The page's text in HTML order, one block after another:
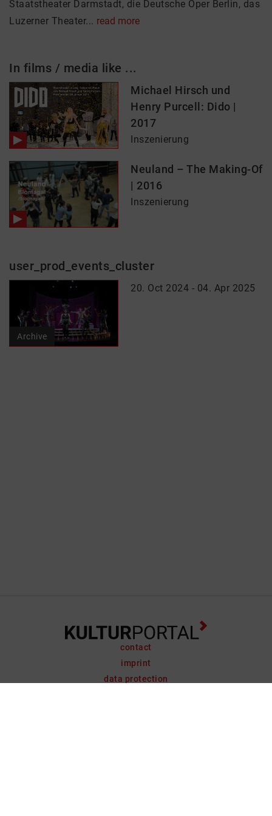
Staatstheater Darmstadt, die Deutsche Oper Berlin, das
Luzerner Theater... read more
In films / media like ...
Michael Hirsch und
Henry Purcell: Dido |
2017
Inszenierung
Neuland – The Making-Of
| 2016
Inszenierung
user_prod_events_cluster
Archive
20. Oct 2024 - 04. Apr 2025
contact
imprint
data protection